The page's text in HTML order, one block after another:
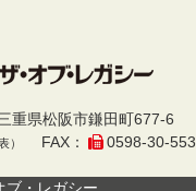
オブ・
ー
重県松阪市鎌田町677-6
） FAX ： 0598-30-